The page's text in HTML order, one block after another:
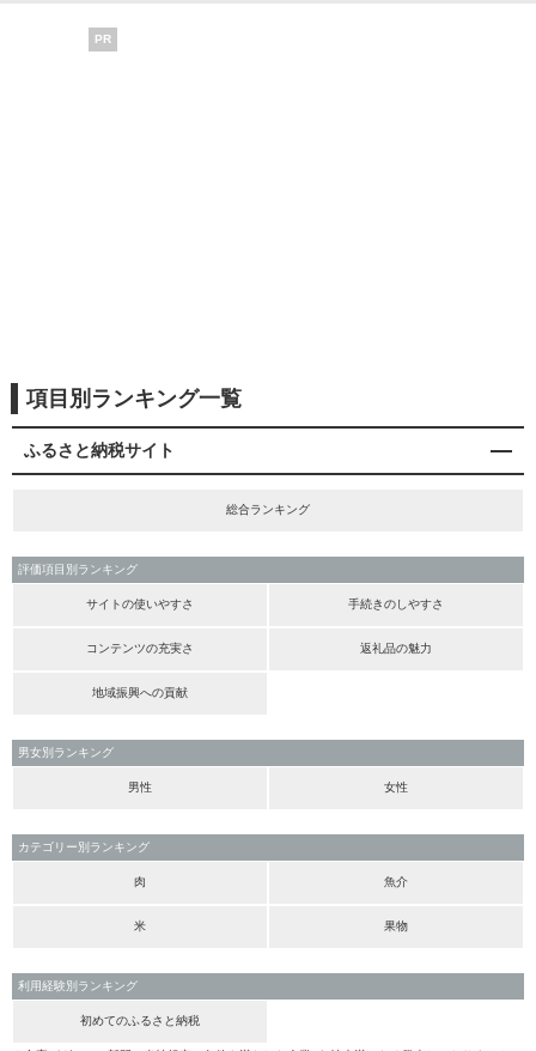
PR
項目別ランキング一覧
ふるさと納税サイト
総合ランキング
評価項目別ランキング
サイトの使いやすさ 手続きのしやすさ
コンテンツの充実さ 返礼品の魅力
地域振興への貢献
男女別ランキング
男性 女性
カテゴリー別ランキング
肉 魚介
米 果物
利用経験別ランキング
初めてのふるさと納税